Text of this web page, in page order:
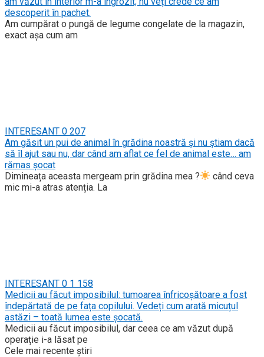
descoperit în pachet.
Am cumpărat o pungă de legume congelate de la magazin,
exact așa cum am
INTERESANT 0 207
Am găsit un pui de animal în grădina noastră și nu știam dacă
să îl ajut sau nu, dar când am aflat ce fel de animal este… am
rămas șocat
Dimineața aceasta mergeam prin grădina mea ?
când ceva
mic mi-a atras atenția. La
INTERESANT 0 1 158
Medicii au făcut imposibilul: tumoarea înfricoșătoare a fost
îndepărtată de pe fața copilului. Vedeți cum arată micuțul
astăzi – toată lumea este șocată.
Medicii au făcut imposibilul, dar ceea ce am văzut după
operație i-a lăsat pe
Cele mai recente știri